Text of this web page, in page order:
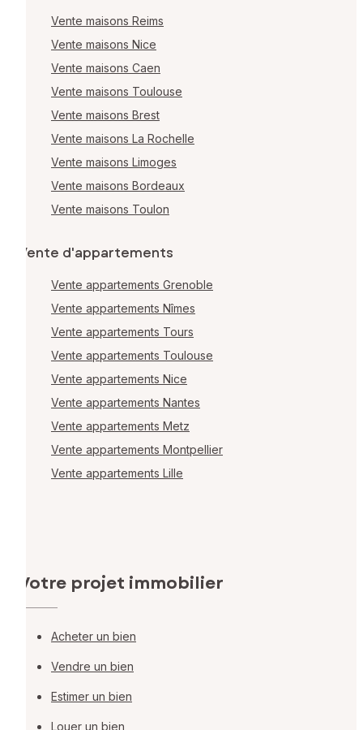
Vente maisons Reims
Vente maisons Nice
Vente maisons Caen
Vente maisons Toulouse
Vente maisons Brest
Vente maisons La Rochelle
Vente maisons Limoges
Vente maisons Bordeaux
Vente maisons Toulon
Vente d'appartements
Vente appartements Grenoble
Vente appartements Nîmes
Vente appartements Tours
Vente appartements Toulouse
Vente appartements Nice
Vente appartements Nantes
Vente appartements Metz
Vente appartements Montpellier
Vente appartements Lille
Votre projet immobilier
Acheter un bien
Vendre un bien
Estimer un bien
Louer un bien